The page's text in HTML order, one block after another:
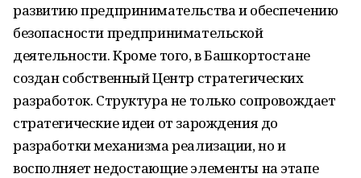
развитию предпринимательства и обеспечению
безопасности предпринимательской
деятельности. Кроме того, в Башкортостане
создан собственный Центр стратегических
разработок. Структура не только сопровождает
стратегические идеи от зарождения до
разработки механизма реализации, но и
восполняет недостающие элементы на этапе